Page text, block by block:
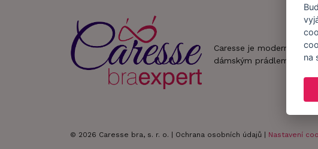
Caresse je moderní
dámským prádlem.
© 2026 Caresse bra, s. r. o. | Ochrana osobních údajů Nastavení
na